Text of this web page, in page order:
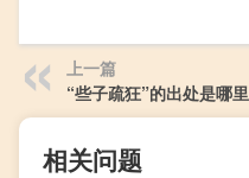
上一篇
“些子疏狂”的出处是哪里
相关问题